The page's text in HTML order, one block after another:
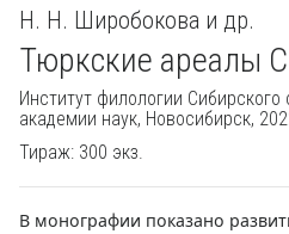
Н. Н. Широбокова и др.
Тюркские ареалы
Институт филологии
академии наук, Новосибирск,
Тираж: 300 экз.
В монографии показано